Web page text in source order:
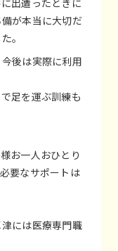
出遭ったときに
が本当に大切だ
。
後は実際に利用
足を運ぶ訓練も
お一人おひとり
要なサポートは
には医療専門職